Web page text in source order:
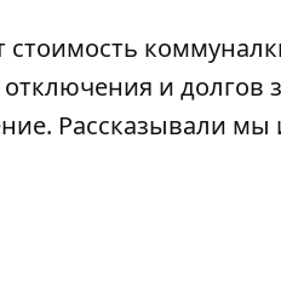
стоимость
отключения и долгов
. Рассказывали мы